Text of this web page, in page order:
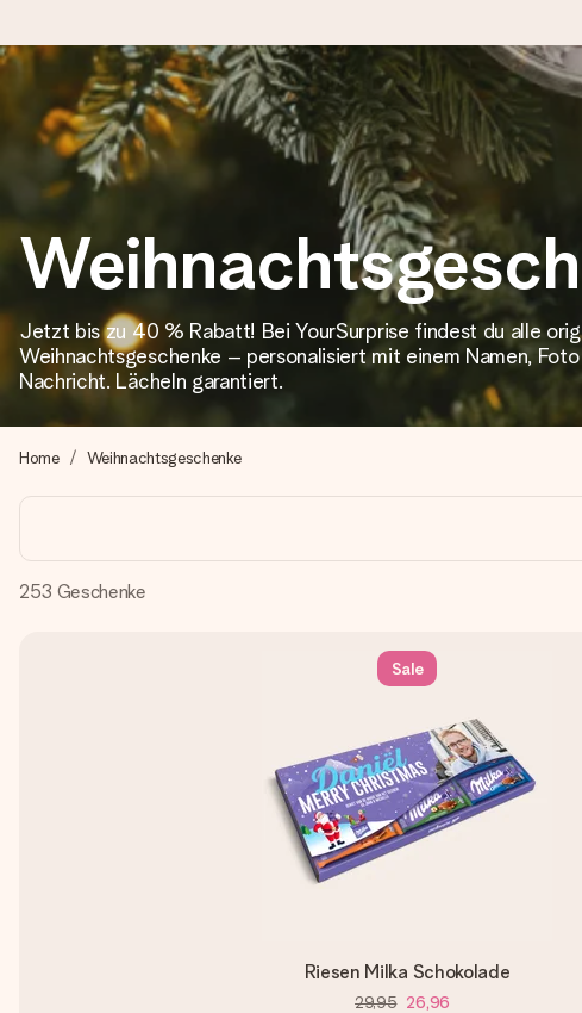
Heute bestellt, in 1 Werktag verschickt
Wir bereiten dein Geschenk sorgfältig vor und schicken es
zählt.
4,8 (basierend auf +15.000 Bewertungen)
Unsere Geschenke begeistern. Kunden bewerten uns mit 4,8 bei
+49 39292 929695
Montag - Freitag : 8:30 - 17:00 Uhr
Samstag - Sonntag : 8:30 - 13:00 Uhr
Jetzt bis zu 40 % Rabatt! Bei YourSurprise findest du alle
Weihnachtsgeschenke – personalisiert mit einem Namen,
Nachricht. Lächeln garantiert.
Home Weihnachtsgeschenke
253 Geschenke
Sale
Riesen Milka Schokolade
29,95 26,96